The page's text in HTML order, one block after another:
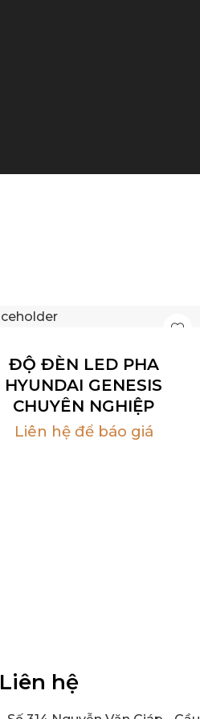
ĐỘ ĐÈN LED PHA
HYUNDAI GENESIS
CHUYÊN NGHIỆP
Liên hệ để báo giá
Liên hệ